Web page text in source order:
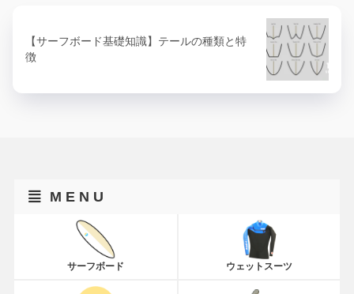
【サーフボード基礎知識】テールの種類と特
徴
M E N U
サーフボード ウェットスーツ